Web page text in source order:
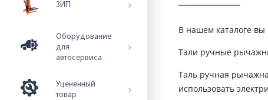
ЗИП
Оборудование
для
автосервиса
Уцененный
товар
В нашем каталоге вы
Тали ручные
Таль ручная
использовать